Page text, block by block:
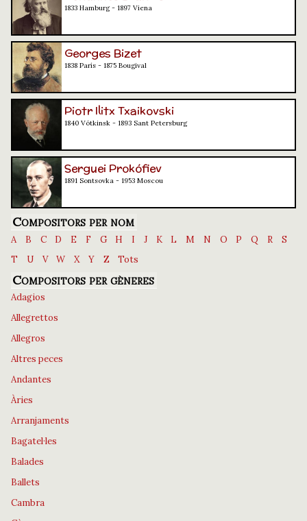
1833 Hamburg - 1897 Viena
Georges Bizet
1838 París - 1875 Bougival
Piotr Ilitx Txaikovski
1840 Vótkinsk - 1893 Sant Petersburg
Serguei Prokófiev
1891 Sontsovka - 1953 Moscou
Compositors per nom
A B C D E F G H I J K L M N O P Q R
S
T
U V W X Y Z Tots
Compositors per gèneres
Adagios
Allegrettos
Allegros
Altres peces
Andantes
Àries
Arranjaments
Bagatel·les
Balades
Ballets
Cambra